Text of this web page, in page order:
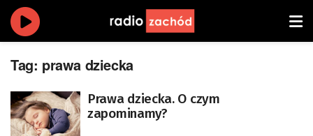
Tag: prawa dziecka
Prawa dziecka. O czym
zapominamy?